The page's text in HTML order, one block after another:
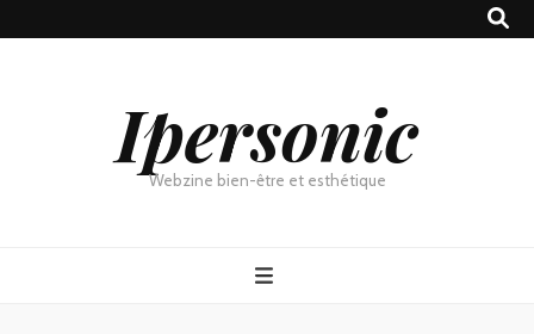
Ipersonic
Webzine bien-être et esthétique